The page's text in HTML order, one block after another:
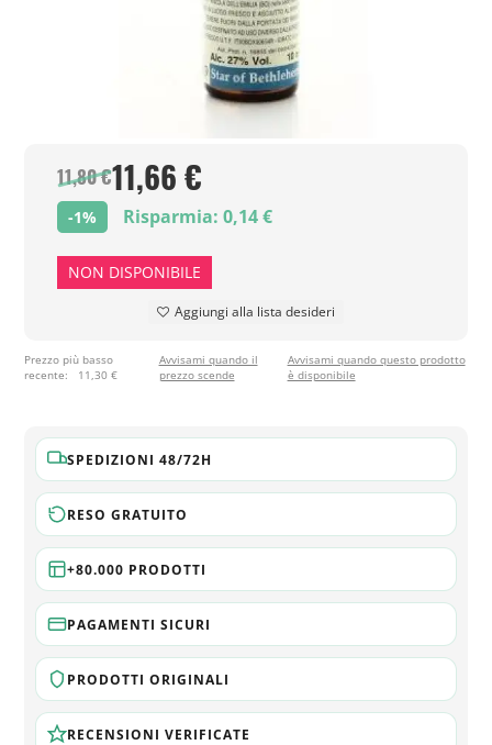
11,80 €11,66 €
-1% Risparmia: 0,14 €
NON DISPONIBILE
Aggiungi alla lista desideri
Prezzo più basso
recente:
11,30 €
Avvisami quando il
prezzo scende
Avvisami quando questo prodotto
è disponibile
SPEDIZIONI 48/72H
RESO GRATUITO
+80.000 PRODOTTI
PAGAMENTI SICURI
PRODOTTI ORIGINALI
RECENSIONI VERIFICATE